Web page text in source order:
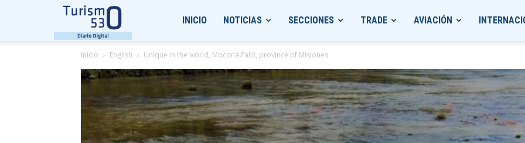
INICIO NOTICIAS SECCIONES TRADE AVIACIÓN
Inicio English Unique in the world, Moconá Falls, province of Misiones